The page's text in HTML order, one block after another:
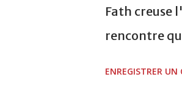
Fath creuse
rencontre
ENREGISTRER